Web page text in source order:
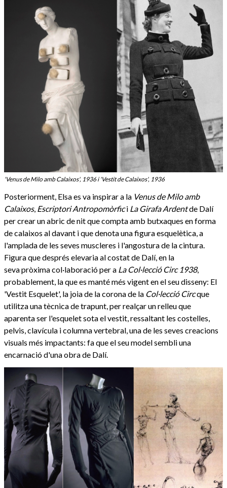
'Venus de Milo amb Calaixos', 1936 i 'Vestit de Calaixos', 1936
Posteriorment, Elsa es va inspirar a la Venus de Milo amb
Calaixos, Escriptori Antropomòrfici La Girafa Ardentde Dalí
per crear un abric de nit que compta amb butxaques en forma
de calaixos al davant i que denota una figura esquelètica, a
l'amplada de les seves muscleres i l'angostura de la cintura.
Figura que després elevaria al costat de Dalí, en la
seva pròxima col·laboració per a La Col·lecció Circ 1938,
probablement, la que es manté més vigent en el seu disseny: El
'Vestit Esquelet', la joia de la corona de la Col·lecció Circque
utilitza una tècnica de trapunt, per realçar un relleu que
aparenta ser l'esquelet sota el vestit, ressaltant les costelles,
pelvis, clavícula i columna vertebral, una de les seves creacions
visuals més impactants: fa que el seu model sembli una
encarnació d'una obra de Dalí.